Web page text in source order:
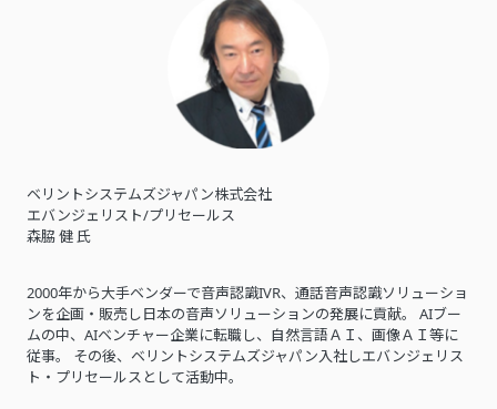
ベリントシステムズジャパン株式会社
エバンジェリスト/プリセールス
森脇 健 氏
2000年から大手ベンダーで音声認識IVR、通話音声認識ソリューショ
ンを企画・販売し日本の音声ソリューションの発展に貢献。 AIブー
ムの中、AIベンチャー企業に転職し、自然言語ＡＩ、画像ＡＩ等に
従事。 その後、ベリントシステムズジャパン入社しエバンジェリス
ト・プリセールスとして活動中。